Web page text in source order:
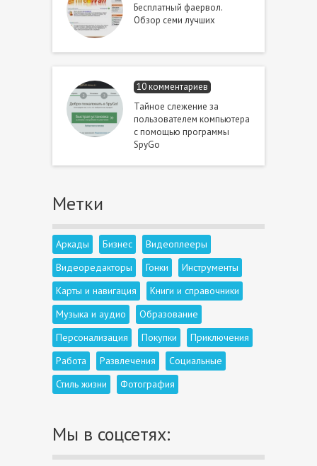
Бесплатный фаервол.
Обзор семи лучших
10 комментариев
Тайное слежение за
пользователем компьютера
с помощью программы
SpyGo
Метки
Аркады Бизнес
Видеоплееры
Видеоредакторы
Гонки
Инструменты
Карты и навигация
Книги и справочники
Музыка и аудио
Образование
Персонализация
Покупки
Приключения
Работа
Развлечения
Социальные
Стиль жизни
Фотография
Мы в соцсетях: